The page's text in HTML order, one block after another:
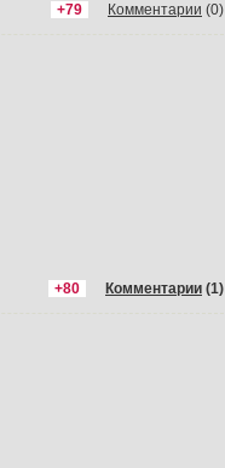
+79 Комментарии (0)
+80 Комментарии (1)